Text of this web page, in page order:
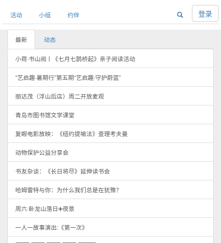
活动 小组 约伴 登录
最新 动态
小荷·书山阅丨《七月七鹊桥起》亲子阅读活动
“艺启趣·暑期行”第五期“艺启趣·守护蔚蓝”
丽达茂（浮山后店）周二开放麦观
青岛市图书馆文学课堂
复眼电影放映：《纽约提喻法》查理考夫曼
动物保护公益分享会
书友杂谈：《长日将尽》延伸读书会
哈姆雷特与你：为什么我们总是在犹豫？
周六·卧龙山落日➕夜景
一人一故事演出:《第一次》